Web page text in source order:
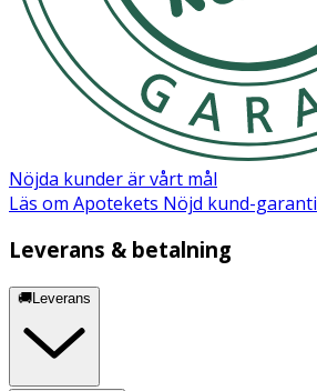
Nöjda kunder är vårt mål
Läs om Apotekets Nöjd kund-garanti
Leverans & betalning
🚚Leverans